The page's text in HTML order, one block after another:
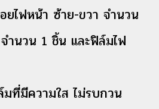
ไฟหน้า ซ้าย-ขวา จำนวน
ำนวน 1 ชิ้น และฟิล์มไฟ
ที่มีความใส ไม่รบกวน